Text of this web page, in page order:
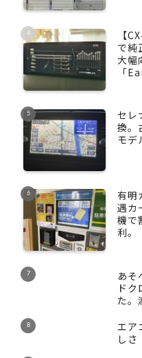
【
で純
大幅
「
セレ
換。
モデ
有明
遇カ
機で
利。
あそ
ド
た。
エア
しさ